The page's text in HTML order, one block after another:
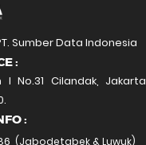
Sumber Data Indonesia
:
I No.31 Cilandak, Jakarta
:
(Jabodetabek & Luwuk)